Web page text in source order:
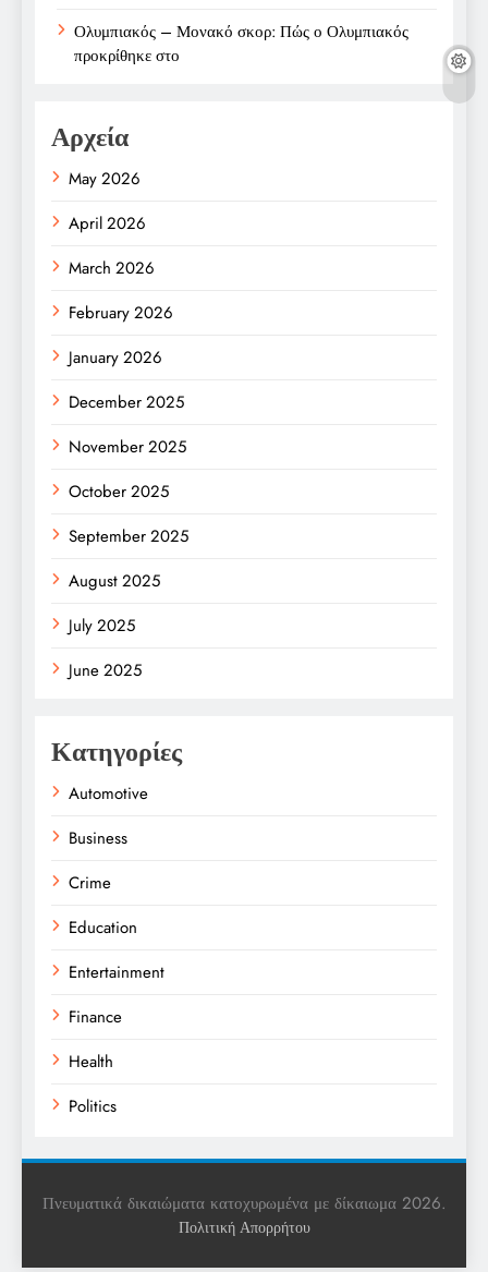
Ολυμπιακός – Μονακό σκορ: Πώς ο Ολυμπιακός
προκρίθηκε στο
Αρχεία
May 2026
April 2026
March 2026
February 2026
January 2026
December 2025
November 2025
October 2025
September 2025
August 2025
July 2025
June 2025
Κατηγορίες
Automotive
Business
Crime
Education
Entertainment
Finance
Health
Politics
Science
Πνευματικά δικαιώματα κατοχυρωμένα με δίκαιωμα 2026.
Πολιτική Απορρήτου